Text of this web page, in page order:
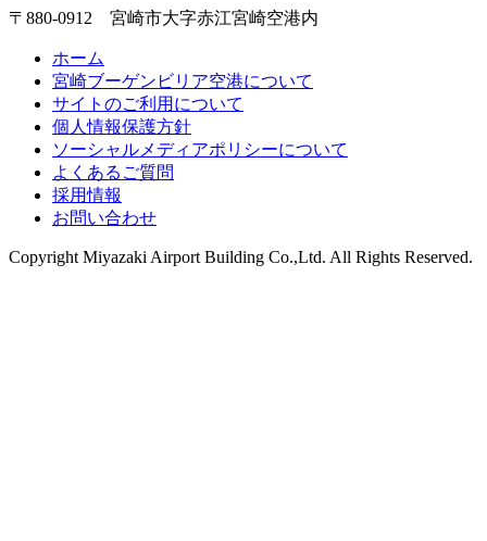
〒880-0912 宮崎市大字赤江宮崎空港内
ホーム
宮崎ブーゲンビリア空港について
サイトのご利用について
個人情報保護方針
ソーシャルメディアポリシーについて
よくあるご質問
採用情報
お問い合わせ
CopyrightMiyazaki Airport Building Co.,Ltd. All Rights Reserved.